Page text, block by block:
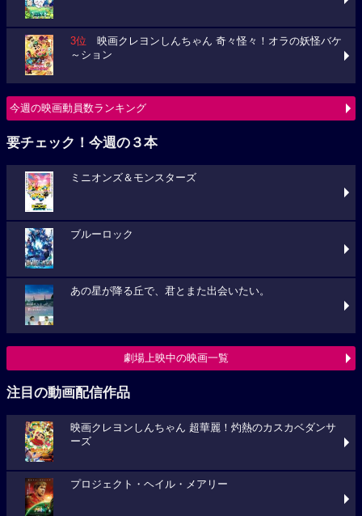
3位 映画クレヨンしんちゃん 奇々怪々！オラの妖怪バケ
～ション
今週の映画動員数ランキング
要チェック！今週の３本
ミニオンズ＆モンスターズ
ブルーロック
あの星が降る丘で、君とまた出会いたい。
劇場上映中の映画一覧
注目の動画配信作品
映画クレヨンしんちゃん 超華麗！灼熱のカスカベダンサ
ーズ
プロジェクト・ヘイル・メアリー